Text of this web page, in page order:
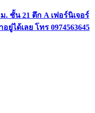
ชั้น 21 ตึก A เฟอร์นิเจอร์
ได้เลย โทร 0974563645